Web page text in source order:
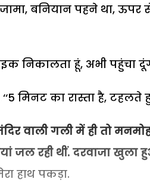
बनियान पहने था,
निकालता हूं, अभी पहुंचा
मिनट का रास्ता है, टहलते
वाली गली में ही तो
जल रही थीं. दरवाजा खुला
हाथ पकड़ा.